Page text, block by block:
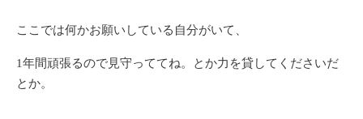
ここでは何かお願いしている自分がいて、
1年間頑張るので見守っててね。とか力を貸してくださいだ
とか。